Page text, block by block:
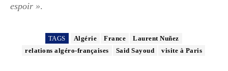
espoir ».
TAGS Algérie France
Laurent Nuñez
relations algéro-françaises
Said Sayoud visite à Paris